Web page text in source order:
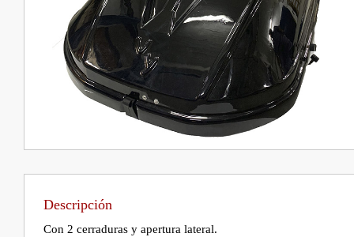
Descripción
Con 2 cerraduras y apertura lateral.